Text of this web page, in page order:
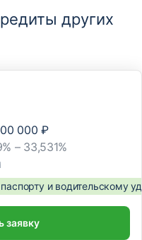
других
000 ₽
– 33,531%
и водительскому
заявку